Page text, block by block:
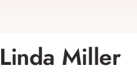
Linda Miller